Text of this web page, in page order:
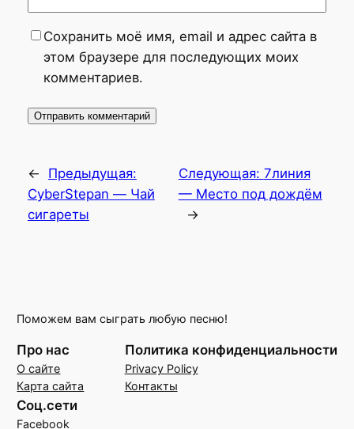
Сохранить моё имя, email и адрес сайта в
этом браузере для последующих моих
комментариев.
←
Предыдущая:
CyberStepan — Чай
сигареты
Следующая: 7линия
— Место под дождём
→
Поможем вам сыграть любую песню!
Про нас
О сайте
Карта сайта
Политика конфиденциальности
Privacy Policy
Контакты
Соц.сети
Facebook